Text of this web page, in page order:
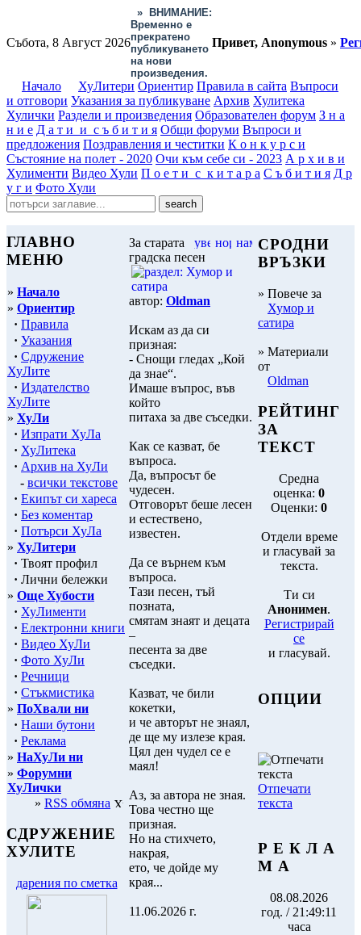
Събота, 8 Август 2026
»
ВНИМАНИЕ:
Временно е
прекратено
публикуването
на нови
произведения.
Привет, Anonymous »
Начало ХуЛитери Ориентир Правила в сайта Въпроси
и отговори Указания за публикуване Архив Хулитека
Хулички Раздели и произведения Образователен форум З н а
н и е Д а т и и с ъ б и т и я Общи форуми Въпроси и
предложения Поздравления и честитки К о н к у р с и
Състояние на полет - 2020 Очи към себе си - 2023 А р х и в и
Хулименти Видео Хули П о е т и с к и т а р а С ъ б и т и я Д р
у г и Фото Хули
ГЛАВНО
МЕНЮ
» Начало
» Ориентир
· Правила
· Указания
· Сдружение
ХуЛите
· Издателство
ХуЛите
» ХуЛи
· Изпрати ХуЛа
· ХуЛитека
· Архив на ХуЛи
- всички текстове
· Екипът си хареса
· Без коментар
· Потърси ХуЛа
» ХуЛитери
· Твоят профил
· Лични бележки
» Още Хубости
· ХуЛименти
· Електронни книги
· Видео ХуЛи
· Фото ХуЛи
· Речници
· Стъкмистика
» ПоХвали ни
· Наши бутони
· Реклама
» НаХуЛи ни
» Форумни
ХуЛички
» RSS обмяна
СДРУЖЕНИЕ
ХУЛИТЕ
дарения по сметка
За старата
градска песен
автор: Oldman
Искам аз да си
призная:
- Снощи гледах „Кой
да знае“.
Имаше въпрос, във
който
питаха за две съседки.
Как се казват, бе
въпроса.
Да, въпросът бе
чудесен.
Отговорът беше лесен
и естествено,
известен.
Да се върнем към
въпроса.
Тази песен, тъй
позната,
смятам знаят и децата
–
песента за две
съседки.
Казват, че били
кокетки,
и че авторът не знаял,
де ще му излезе края.
Цял ден чудел се е
маял!
Аз, за автора не зная.
Това честно ще
призная.
Но на стихчето,
накрая,
ето, че дойде му
края...
11.06.2026 г.
СРОДНИ
ВРЪЗКИ
» Повече за
Хумор и
сатира
» Материали
от
Oldman
РЕЙТИНГ
ЗА
ТЕКСТ
Средна
оценка: 0
Оценки: 0
Отдели време
и гласувай за
текста.
Ти си
Анонимен.
Регистрирай
се
и гласувай.
ОПЦИИ
Отпечати
текста
Р Е К Л А
М А
08.08.2026
год. / 21:49:11
часа